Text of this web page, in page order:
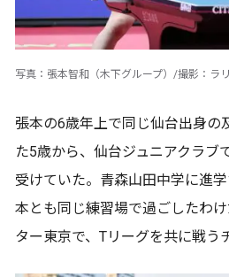
写真：張本智和（木下グループ）/撮影：ラ
張本の6歳年上で同じ仙台出身の
た5歳から、仙台ジュニアクラブ
受けていた。青森山田中学に進
本とも同じ練習場で過ごしたわ
ター東京で、Tリーグを共に戦う